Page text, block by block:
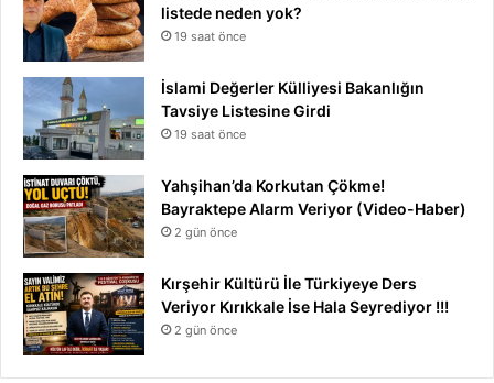
listede neden yok?
19 saat önce
İslami Değerler Külliyesi Bakanlığın
Tavsiye Listesine Girdi
19 saat önce
Yahşihan’da Korkutan Çökme!
Bayraktepe Alarm Veriyor (Video-Haber)
2 gün önce
Kırşehir Kültürü İle Türkiyeye Ders
Veriyor Kırıkkale İse Hala Seyrediyor !!!
2 gün önce